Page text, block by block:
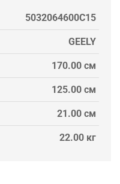
5032064600C15
GEELY
170.00 см
125.00 см
21.00 см
22.00 кг